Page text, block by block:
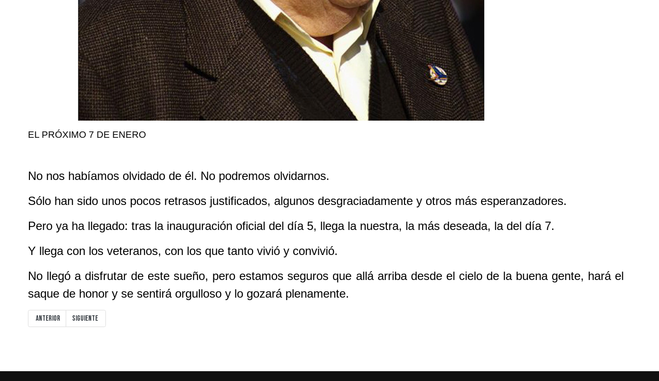
EL PRÓXIMO 7 DE ENERO
No nos habíamos olvidado de él. No podremos olvidarnos.
Sólo han sido unos pocos retrasos justificados, algunos desgraciadamente y otros más esperanzadores.
Pero ya ha llegado: tras la inauguración oficial del día 5, llega la nuestra, la más deseada, la del día 7.
Y llega con los veteranos, con los que tanto vivió y convivió.
No llegó a disfrutar de este sueño, pero estamos seguros que allá arriba desde el cielo de la buena gente, hará el
saque de honor y se sentirá orgulloso y lo gozará plenamente.
Artículo anterior: INAUGURACION OFICIAL
Anterior Artículo siguiente: ¡¡¡ GRACIAS VECINOS !!!
Siguiente